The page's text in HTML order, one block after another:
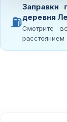
⛽
Заправки
деревня
Смотрите
расстоянием